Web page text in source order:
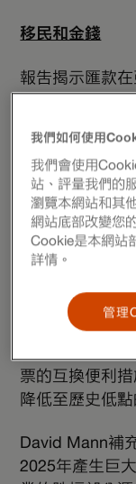
移民和金錢
報告揭示匯款
首五位匯款接
些經濟體因輸
失，匯款仍然
計。
政策：方向轉
濟。中國內地
的行動，包括
票的互換便利
降低至歷史低點
David Mann補
2025年產生巨
我們如何使用
我們會使用
站、評量我們的
瀏覽本網站和其
網站底部改變您
Cookie是本網站
詳情。
管理